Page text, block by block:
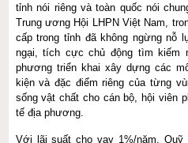
tỉnh nói riêng và toàn quốc nói
Trung ương Hội LHPN Việt Nam,
cấp trong tỉnh đã không ngừng nỗ
ngại, tích cực chủ động tìm kiếm
phương triển khai xây dựng các
kiện và đặc điểm riêng của từng
sống vật chất cho cán bộ, hội viên
tế địa phương.
Với lãi suất cho vay 1%/năm,